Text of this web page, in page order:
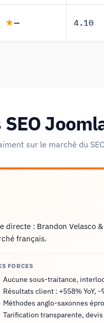
— 4.10
sur le marché du
directe : Brandon Velasco
français.
FORCES
Aucune sous-traitance,
Résultats client : +558% YoY, -
Méthodes anglo-saxonnes
Tarification transparente,